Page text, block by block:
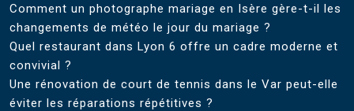
Comment un photographe mariage en Isère gère-t-il les
changements de météo le jour du mariage ?
Quel restaurant dans Lyon 6 offre un cadre moderne et
convivial ?
Une rénovation de court de tennis dans le Var peut-elle
éviter les réparations répétitives ?